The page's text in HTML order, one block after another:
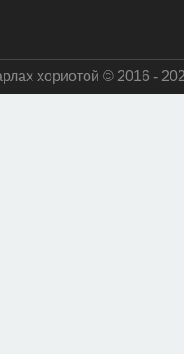
хориотой © 2016 -